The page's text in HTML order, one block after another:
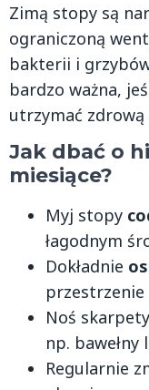
Zimą stopy są
ograniczoną
bakterii i
bardzo ważna,
utrzymać zdrową
Jak dbać o
miesiące?
Myj stopy
łagodnym
Dokładnie
przestrzenie
Noś
np. bawełny
Regularnie